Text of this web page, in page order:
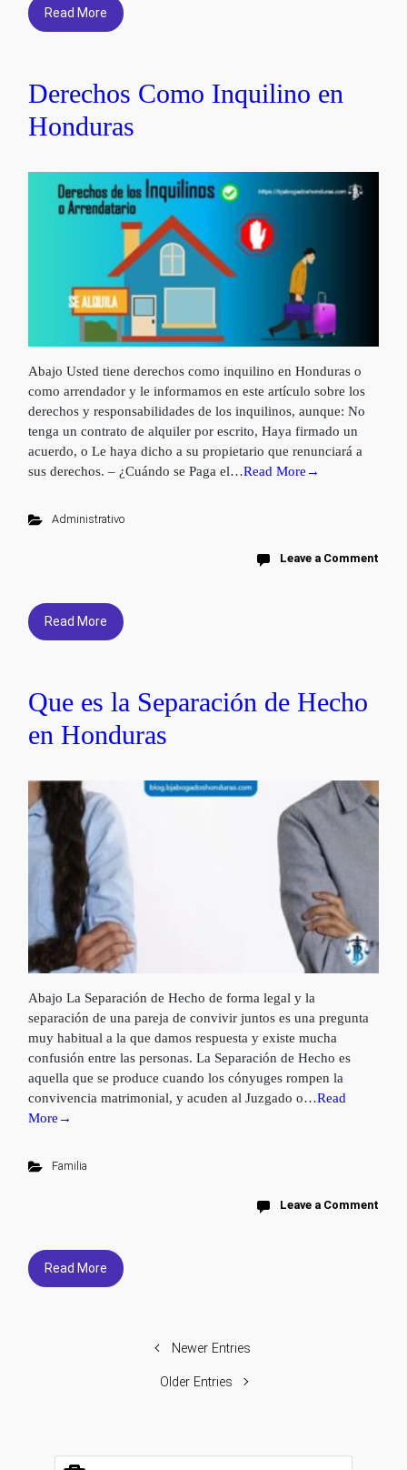
Read More
Derechos Como Inquilino en
Honduras
Abajo Usted tiene derechos como inquilino en Honduras o
como arrendador y le informamos en este artículo sobre los
derechos y responsabilidades de los inquilinos, aunque: No
tenga un contrato de alquiler por escrito, Haya firmado un
acuerdo, o Le haya dicho a su propietario que renunciará a
sus derechos. – ¿Cuándo se Paga el…Read More→
Administrativo
Leave a Comment
Read More
Que es la Separación de Hecho
en Honduras
Abajo La Separación de Hecho de forma legal y la
separación de una pareja de convivir juntos es una pregunta
muy habitual a la que damos respuesta y existe mucha
confusión entre las personas. La Separación de Hecho es
aquella que se produce cuando los cónyuges rompen la
convivencia matrimonial, y acuden al Juzgado o…Read
More→
Familia
Leave a Comment
Read More
Newer Entries
Older Entries